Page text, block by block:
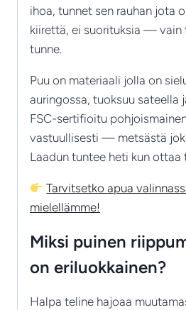
ihoa, tunnet sen rauhan jota
kiirettä, ei suorituksia — vain
tunne.
Puu on materiaali jolla on
auringossa, tuoksuu sateella
FSC-sertifioitu
vastuullisesti — metsästä
Laadun tuntee heti kun ottaa
Tarvitsetko apua
mielellämme!
Miksi puinen
on eriluokkainen?
Halpa teline hajoaa